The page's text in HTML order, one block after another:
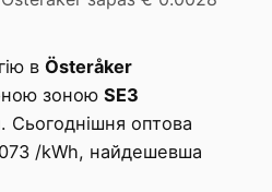
в Österåker
зоною SE3
Сьогоднішня оптова
/kWh, найдешевша